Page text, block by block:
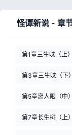
怪谭新说 - 章
第1章三生味（上）
第3章三生味（下）
第5章离人眼（中）
第7章长生树（上）